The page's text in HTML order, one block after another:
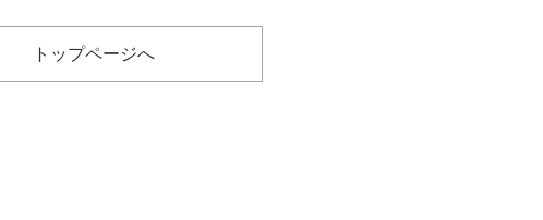
トップページへ